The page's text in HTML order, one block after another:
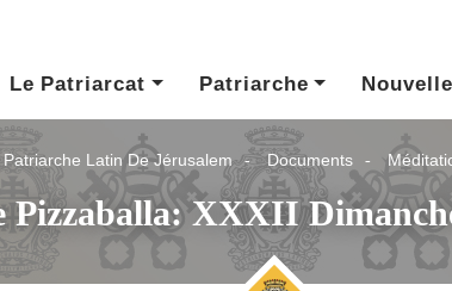
Le Patriarcat
Patriarche
Patriarche Latin De Jérusalem Documents
XXXII